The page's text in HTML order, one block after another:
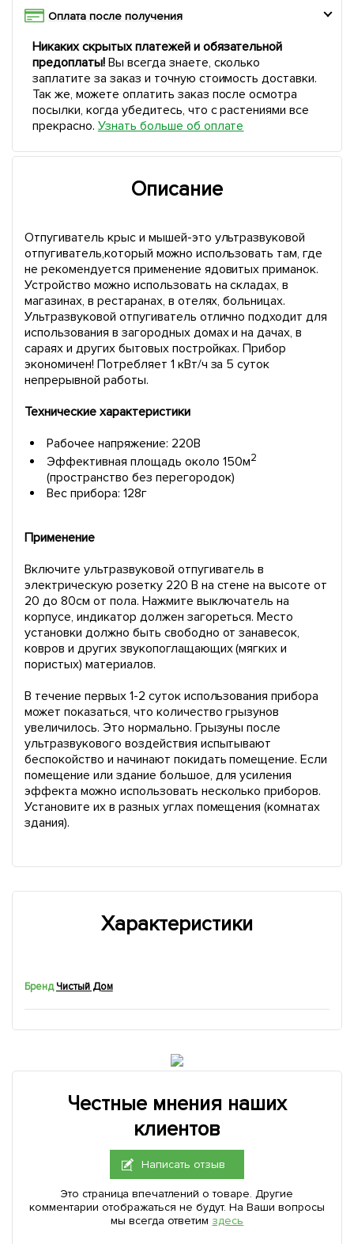
Оплата после получения
Никаких скрытых платежей и обязательной
предоплаты!Вы всегда знаете, сколько
заплатите за заказ и точную стоимость доставки.
Так же, можете оплатить заказ после осмотра
посылки, когда убедитесь, что с растениями все
прекрасно. Узнать больше об оплате
Описание
Отпугиватель крыс и мышей-это ультразвуковой
отпугиватель,который можно использовать там, где
не рекомендуется применение ядовитых приманок.
Устройство можно использовать на складах, в
магазинах, в рестаранах, в отелях, больницах.
Ультразвуковой отпугиватель отлично подходит для
использования в загородных домах и на дачах, в
сараях и других бытовых постройках. Прибор
экономичен! Потребляет 1 кВт/ч за 5 суток
непрерывной работы.
Технические характеристики
Рабочее напряжение: 220В
Эффективная площадь около 150м2
(пространство без перегородок)
Вес прибора: 128г
Применение
Включите ультразвуковой отпугиватель в
электрическую розетку 220 В на стене на высоте от
20 до 80см от пола. Нажмите выключатель на
корпусе, индикатор должен загореться. Место
установки должно быть свободно от занавесок,
ковров и других звукопоглащающих (мягких и
пористых) материалов.
В течение первых 1-2 суток использования прибора
может показаться, что количество грызунов
увеличилось. Это нормально. Грызуны после
ультразвукового воздействия испытывают
беспокойство и начинают покидать помещение. Если
помещение или здание большое, для усиления
эффекта можно использовать несколько приборов.
Установите их в разных углах помещения (комнатах
здания).
Характеристики
БрендЧистый Дом
Честные мнения наших
клиентов
Написать отзыв
Это страница впечатлений о товаре. Другие
комментарии отображаться не будут. На Ваши вопросы
мы всегда ответим здесь